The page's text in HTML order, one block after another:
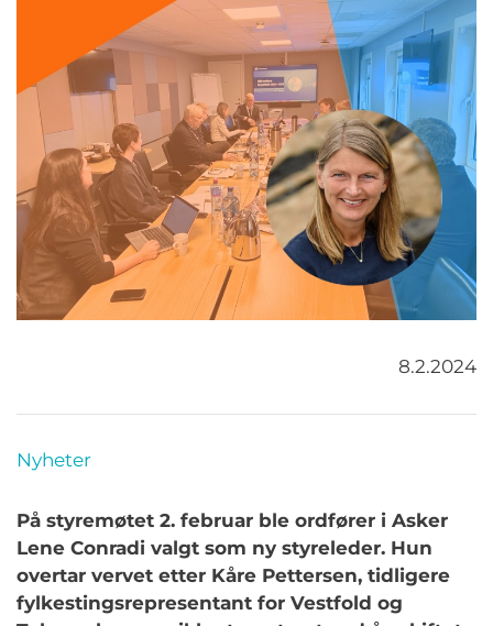
8.2.2024
Nyheter
På styremøtet 2. februar ble ordfører i Asker
Lene Conradi valgt som ny styreleder. Hun
overtar vervet etter Kåre Pettersen, tidligere
fylkestingsrepresentant for Vestfold og